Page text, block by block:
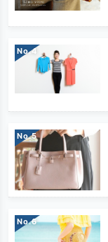
No.
No.
No.